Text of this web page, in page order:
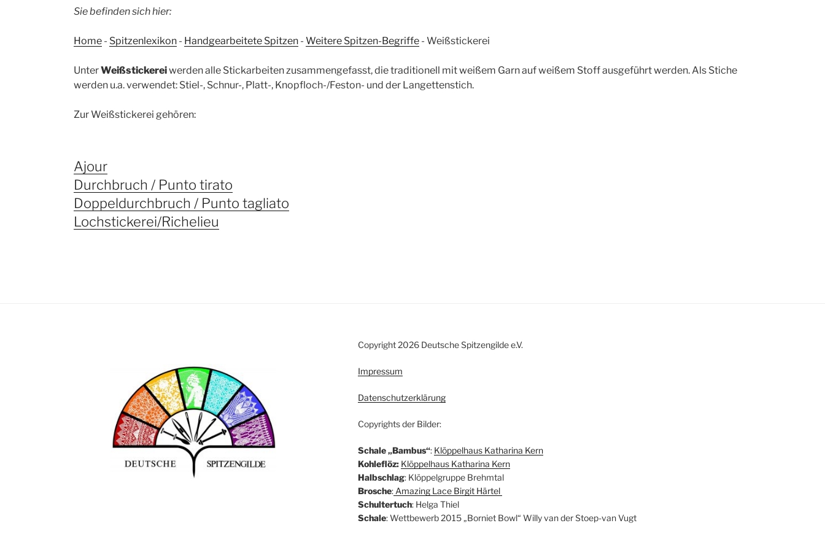
Sie befinden sich hier:
Home - Spitzenlexikon - Handgearbeitete Spitzen - Weitere Spitzen-Begriffe - Weißstickerei
UnterWeißstickereiwerden alle Stickarbeiten zusammengefasst, die traditionell mit weißem Garn auf weißem Stoff ausgeführt werden. Als Stiche
werden u.a. verwendet: Stiel-, Schnur-, Platt-, Knopfloch-/Feston- und der Langettenstich.
Zur Weißstickerei gehören:
Ajour
Durchbruch / Punto tirato
Doppeldurchbruch / Punto tagliato
Lochstickerei/Richelieu
Copyright 2026 Deutsche Spitzengilde e.V.
Impressum
Datenschutzerklärung
Copyrights der Bilder:
Schale „Bambus“: Klöppelhaus Katharina Kern
Kohleflöz: Klöppelhaus Katharina Kern
Halbschlag: Klöppelgruppe Brehmtal
Brosche:Amazing Lace Birgit Härtel
Schultertuch: Helga Thiel
Schale: Wettbewerb 2015 „Borniet Bowl“ Willy van der Stoep-van Vugt